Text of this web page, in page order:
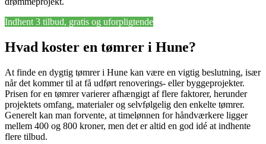
Indhent 3 tilbud, gratis og uforpligtende
Hvad koster en tømrer i Hune?
At finde en dygtig tømrer i Hune kan være en vigtig beslutning, især
når det kommer til at få udført renoverings- eller byggeprojekter.
Prisen for en tømrer varierer afhængigt af flere faktorer, herunder
projektets omfang, materialer og selvfølgelig den enkelte tømrer.
Generelt kan man forvente, at timelønnen for håndværkere ligger
mellem 400 og 800 kroner, men det er altid en god idé at indhente
flere tilbud.